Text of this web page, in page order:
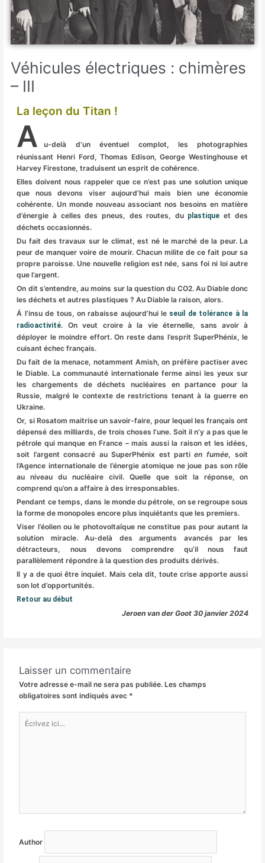
Véhicules électriques : chimères
– III
La leçon du Titan !
A
u-delà d’un éventuel complot, les photographies
réunissant Henri Ford, Thomas Edison, George Westinghouse et
Harvey Firestone, traduisent un esprit de cohérence.
Elles doivent nous rappeler que ce n’est pas une solution unique
que nous devons viser aujourd’hui mais bien une économie
cohérente. Un monde nouveau associant nos besoins en matière
d’énergie à celles des pneus, des routes, du plastique et des
déchets occasionnés.
Du fait des travaux sur le climat, est né le marché de la peur. La
peur de manquer voire de mourir. Chacun milite de ce fait pour sa
propre paroisse. Une nouvelle religion est née, sans foi ni loi autre
que l’argent.
On dit s’entendre, au moins sur la question du CO2. Au Diable donc
les déchets et autres plastiques ? Au Diable la raison, alors.
Á l’insu de tous, on rabaisse aujourd’hui le seuil de tolérance à la
radioactivité. On veut croire à la vie éternelle, sans avoir à
déployer le moindre effort. On reste dans l’esprit SuperPhénix, le
cuisant échec français.
Du fait de la menace, notamment Amish, on préfère pactiser avec
le Diable. La communauté internationale ferme ainsi les yeux sur
les chargements de déchets nucléaires en partance pour la
Russie, malgré le contexte de restrictions tenant à la guerre en
Ukraine.
Or, si Rosatom maitrise un savoir-faire, pour lequel les français ont
dépensé des milliards, de trois choses l’une. Soit il n’y a pas que le
pétrole qui manque en France – mais aussi la raison et les idées,
soit l’argent consacré au SuperPhénix est partien fumée, soit
l’Agence internationale de l’énergie atomique ne joue pas son rôle
au niveau du nucléaire civil. Quelle que soit la réponse, on
comprend qu’on a affaire à des irresponsables.
Pendant ce temps, dans le monde du pétrole, on se regroupe sous
la forme de monopoles encore plus inquiétants que les premiers.
Viser l’éolien ou le photovoltaïque ne constitue pas pour autant la
solution miracle. Au-delà des arguments avancés par les
détracteurs, nous devons comprendre qu’il nous faut
parallèlement répondre à la question des produits dérivés.
Il y a de quoi être inquiet. Mais cela dit, toute crise apporte aussi
son lot d’opportunités.
Retour au début
Jeroen van der Goot 30 janvier 2024
Laisser un commentaire
Votre adresse e-mail ne sera pas publiée. Les champs
obligatoires sont indiqués avec *
ici…
Author